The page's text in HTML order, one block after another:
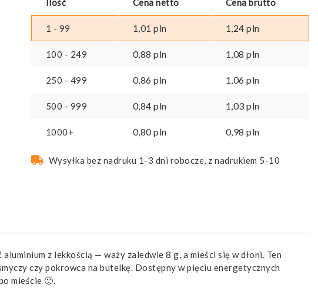
1 - 99 1,01pln 1,24pln
100 - 249 0,88pln 1,08pln
250 - 499 0,86pln 1,06pln
500 - 999 0,84pln 1,03pln
1000+ 0,80pln 0,98pln
Wysyłka bez nadruku 1-3 dni robocze, z nadrukiem 5-10
z lekkością — waży zaledwie 8 g, a mieści się w dłoni. Ten
czy pokrowca na butelkę. Dostępny w pięciu energetycznych
mieście 🙂.